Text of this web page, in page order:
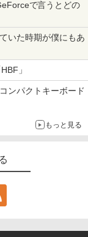
で言うとどの
いた時期が僕にもあ
」
ンパクトキーボード
もっと見る